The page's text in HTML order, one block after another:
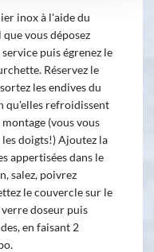
inox à l'aide du
vous déposez
puis égrenez le
Réservez le
les endives du
qu'elles refroidissent
(vous vous
doigts!) Ajoutez la
appertisées dans le
salez, poivrez
le couvercle sur le
doseur puis
en faisant 2